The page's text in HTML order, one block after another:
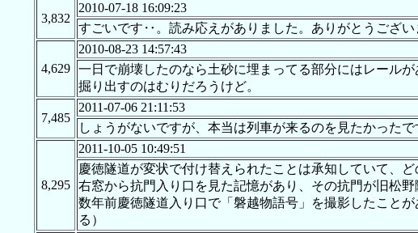
3,832
2010-07-18 16:09:23
すごいです‥。読み応えがありました。ありがとうござい
4,629
2010-08-23 14:57:43
一日で崩壊したのなら土砂に埋まってる部分にはレールが
掘り出すのはむりだろうけど。
7,485
2011-07-06 21:11:53
しょうがないですが、本当は列車が来るのを見たかったで
8,295
2011-10-05 10:49:51
慶徳隧道が変状で付け替えられたことは承知していて、
右窓から抗門入り口を見た記憶があり、その抗門が旧松
数年前慶徳隧道入り口で「磐越物語号」を撮影したこと
る）